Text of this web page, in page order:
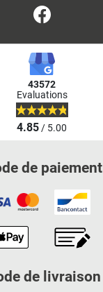
43572
Evaluations
4.85/ 5.00
de paiement
de livraison